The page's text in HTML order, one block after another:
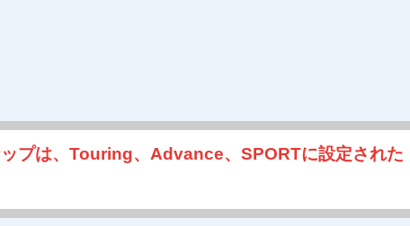
プは、Touring、Advance、SPORTに設定された